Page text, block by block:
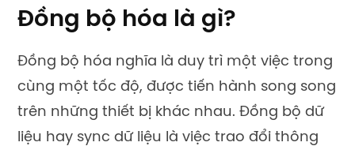
Đồng bộ hóa là gì?
Đồng bộ hóa nghĩa là duy trì một việc trong
cùng một tốc độ, được tiến hành song song
trên những thiết bị khác nhau. Đồng bộ dữ
liệu hay sync dữ liệu là việc trao đổi thông